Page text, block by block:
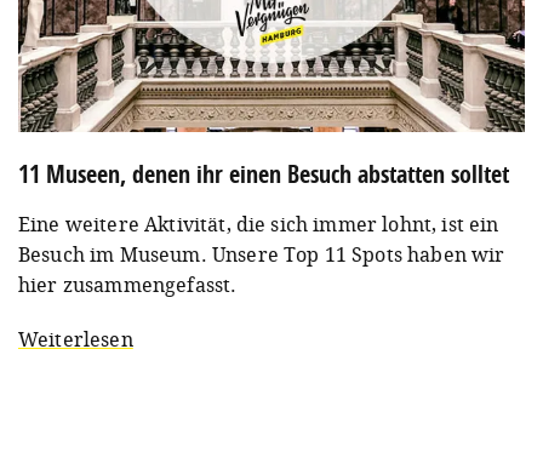
11 Museen, denen ihr einen Besuch abstatten solltet
Eine weitere Aktivität, die sich immer lohnt, ist ein
Besuch im Museum. Unsere Top 11 Spots haben wir
hier zusammengefasst.
Weiterlesen